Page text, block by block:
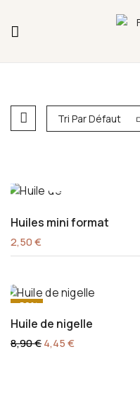
Tri Par Défaut
Huiles mini format
2,50€
-50%
Huile de nigelle
8,90€Le
prix
4,45€
Fermeture annuelle
L'ajout au panier
commande ni